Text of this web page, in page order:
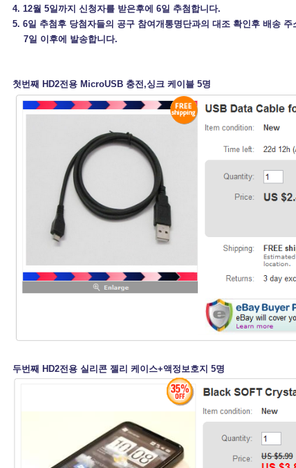
4. 12월 5일까지 신청자를 받은후에 6일 추첨합니다.
5. 6일 추첨후 당첨자들의 공구 참여개통명단과의 대조 확인후 배송 주
7일 이후에 발송합니다.
첫번째 HD2전용 MicroUSB 충전,싱크 케이블 5명
두번째 HD2전용 실리콘 젤리 케이스+액정보호지 5명